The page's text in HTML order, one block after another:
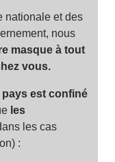
nationale et des
nous
masque à tout
vous.
pays est confiné
les
les cas
: